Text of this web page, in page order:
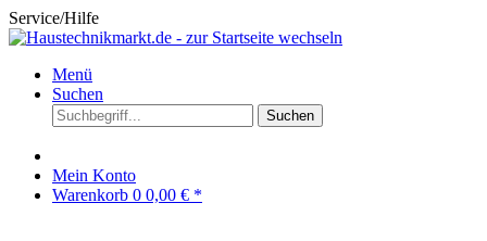
Service/Hilfe
Menü
Suchen
Suchen
Mein Konto
Warenkorb 0 0,00 € *